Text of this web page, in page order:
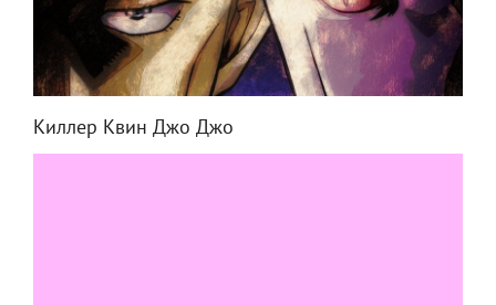
Киллер Квин Джо Джо